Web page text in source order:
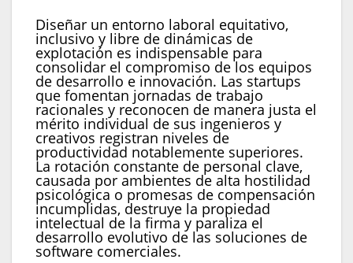
Diseñar un entorno laboral equitativo,
inclusivo y libre de dinámicas de
explotación es indispensable para
consolidar el compromiso de los equipos
de desarrollo e innovación. Las startups
que fomentan jornadas de trabajo
racionales y reconocen de manera justa el
mérito individual de sus ingenieros y
creativos registran niveles de
productividad notablemente superiores.
La rotación constante de personal clave,
causada por ambientes de alta hostilidad
psicológica o promesas de compensación
incumplidas, destruye la propiedad
intelectual de la firma y paraliza el
desarrollo evolutivo de las soluciones de
software comerciales.